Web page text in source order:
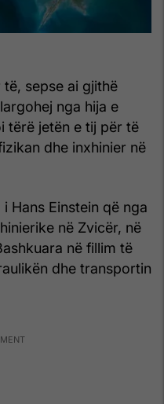
sepse ai gjithë
nga hija e
tërë jetën e tij për të
dhe inxhinier në
Hans Einstein që nga
në Zvicër, në
në fillim të
dhe transportin